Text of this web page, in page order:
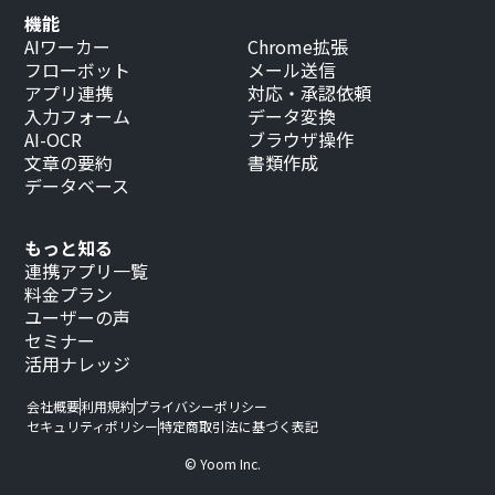
もっと知る
連携アプリ一覧
料金プラン
ユーザーの声
セミナー
活用ナレッジ
機能
AIワーカー
フローボット
アプリ連携
入力フォーム
AI-OCR
文章の要約
データベース
Chrome拡張
メール送信
対応・承認依頼
データ変換
ブラウザ操作
書類作成
会社概要利用規約プライバシーポリシー
セキュリティポリシー特定商取引法に基づく表記
© Yoom Inc.